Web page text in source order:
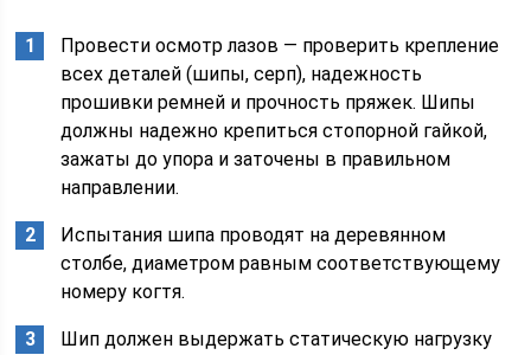
Провести осмотр лазов — проверить крепление
всех деталей (шипы, серп), надежность
прошивки ремней и прочность пряжек. Шипы
должны надежно крепиться стопорной гайкой,
зажаты до упора и заточены в правильном
направлении.
Испытания шипа проводят на деревянном
столбе, диаметром равным соответствующему
номеру когтя.
Шип должен выдержать статическую нагрузку